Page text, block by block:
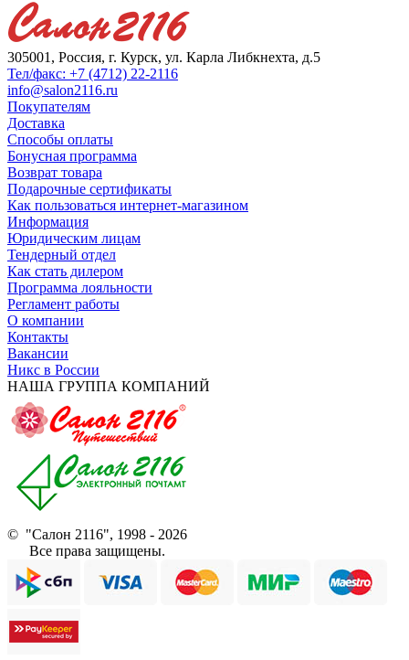
305001, Россия, г. Курск, ул. Карла Либкнехта, д.5
Тел/факс: +7 (4712) 22-2116
info@salon2116.ru
Покупателям
Доставка
Способы оплаты
Бонусная программа
Возврат товара
Подарочные сертификаты
Как пользоваться интернет-магазином
Информация
Юридическим лицам
Тендерный отдел
Как стать дилером
Программа лояльности
Регламент работы
О компании
Контакты
Вакансии
Никс в России
НАША ГРУППА КОМПАНИЙ
© "Салон 2116", 1998 - 2026
Все права защищены.